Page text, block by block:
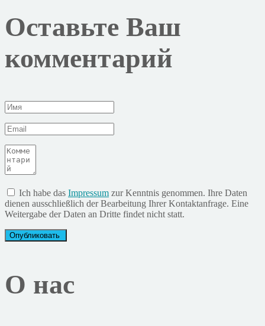
Оставьте Ваш
комментарий
Ich habe das Impressum zur Kenntnis genommen. Ihre Daten
dienen ausschließlich der Bearbeitung Ihrer Kontaktanfrage. Eine
Weitergabe der Daten an Dritte findet nicht statt.
О нас